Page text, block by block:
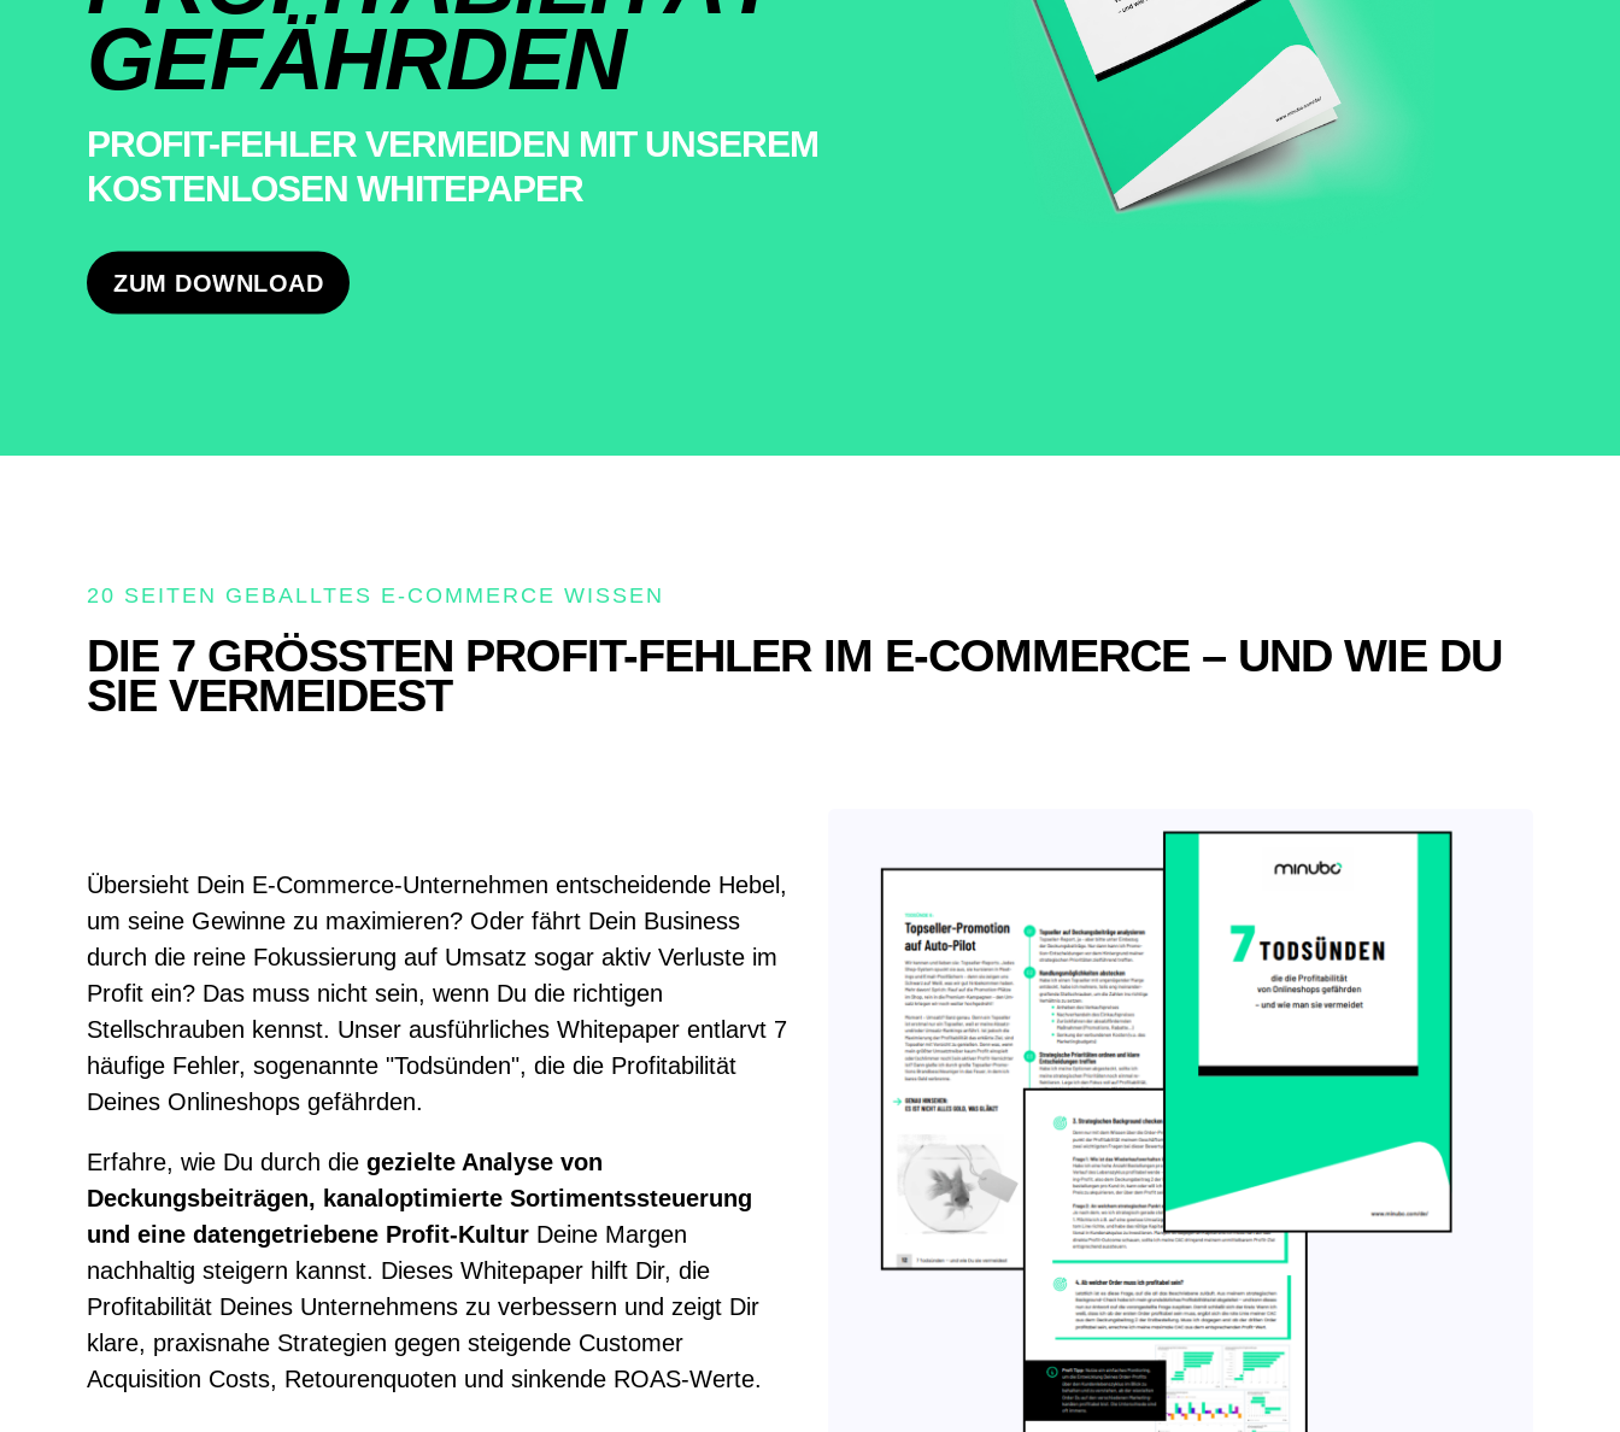
GEFÄHRDEN
PROFIT-FEHLER VERMEIDEN MIT UNSEREM
KOSTENLOSEN WHITEPAPER
ZUM DOWNLOAD
20 SEITEN GEBALLTES E-COMMERCE WISSEN
DIE 7 GRÖSSTEN PROFIT-FEHLER IM E-COMMERCE – UND WIE DU S
IE VERMEIDEST
Übersieht Dein E-Commerce-Unternehmen entscheidende Hebel,
um seine Gewinne zu maximieren? Oder fährt Dein Business
durch die reine Fokussierung auf Umsatz sogar aktiv Verluste im
Profit ein? Das muss nicht sein, wenn Du die richtigen
Stellschrauben kennst. Unser ausführliches Whitepaper entlarvt 7
häufige Fehler, sogenannte "Todsünden", die die Profitabilität
Deines Onlineshops gefährden.
Erfahre, wie Du durch die gezielte Analyse von
Deckungsbeiträgen, kanaloptimierte Sortimentssteuerung
und eine datengetriebene Profit-Kultur Deine Margen
nachhaltig steigern kannst. Dieses Whitepaper hilft Dir, die
Profitabilität Deines Unternehmens zu verbessern und zeigt Dir
klare, praxisnahe Strategien gegen steigende Customer
Acquisition Costs, Retourenquoten und sinkende ROAS-Werte.